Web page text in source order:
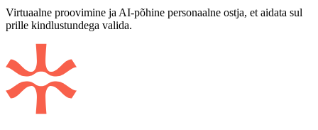
Virtuaalne proovimine ja AI-põhine personaalne ostja, et aidata sul
prille kindlustundega valida.